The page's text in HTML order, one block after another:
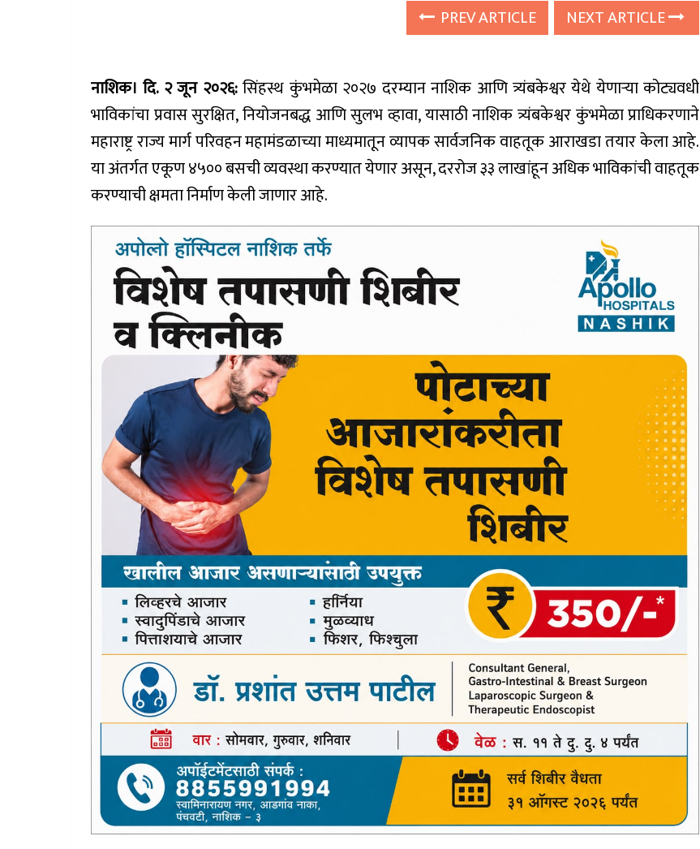
PREV ARTICLE NEXT ARTICLE
नाशिक। दि. २ जून २०२६:सिंहस्थ कुंभमेळा २०२७ दरम्यान नाशिक आणि त्र्यंबकेश्वर येथे येणाऱ्या कोट्यवधी
भाविकांचा प्रवास सुरक्षित, नियोजनबद्ध आणि सुलभ व्हावा, यासाठी नाशिक त्र्यंबकेश्वर कुंभमेळा प्राधिकरणाने
महाराष्ट्र राज्य मार्ग परिवहन महामंडळाच्या माध्यमातून व्यापक सार्वजनिक वाहतूक आराखडा तयार केला आहे.
या अंतर्गत एकूण ४५०० बसची व्यवस्था करण्यात येणार असून, दररोज ३३ लाखांहून अधिक भाविकांची वाहतूक
करण्याची क्षमता निर्माण केली जाणार आहे.